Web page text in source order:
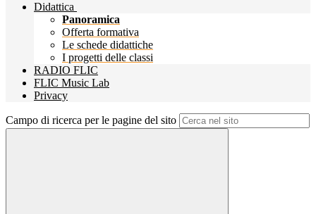
Didattica
Panoramica
Offerta formativa
Le schede didattiche
I progetti delle classi
RADIO FLIC
FLIC Music Lab
Privacy
Campo di ricerca per le pagine del sito